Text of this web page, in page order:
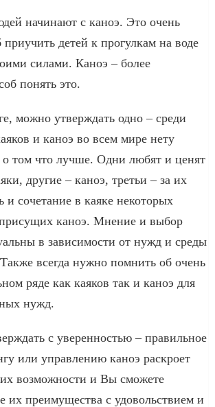
начинают с каноэ. Это очень
детей к прогулкам на воде
силами. Каноэ – более
понять это.
можно утверждать одно – среди
и каноэ во всем мире нету
о том что лучше. Одни любят и ценят
другие – каноэ, третьи – за их
и сочетание в каяке некоторых
присущих каноэ. Мнение и выбор
в зависимости от нужд и среды
всегда нужно помнить об очень
ряде как каяков так и каноэ для
нужд.
с уверенностью – правильное
или управлению каноэ раскроет
возможности и Вы сможете
их преимущества с удовольствием и